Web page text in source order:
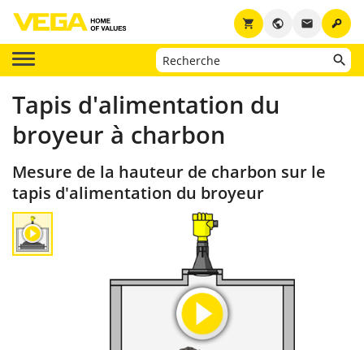
key
email
public
shopping_cart
Tapis d'alimentation du
broyeur à charbon
Mesure de la hauteur de charbon sur le
tapis d'alimentation du broyeur